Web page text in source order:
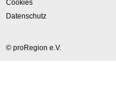
Cookies
Datenschutz
© proRegion e.V.